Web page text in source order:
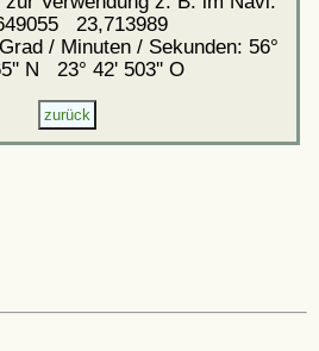
23,713989
/ Minuten / Sekunden: 56°
N 23° 42' 503'' O